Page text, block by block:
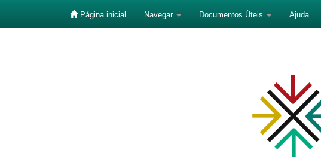
Página inicial Navegar Documentos Úteis Ajuda